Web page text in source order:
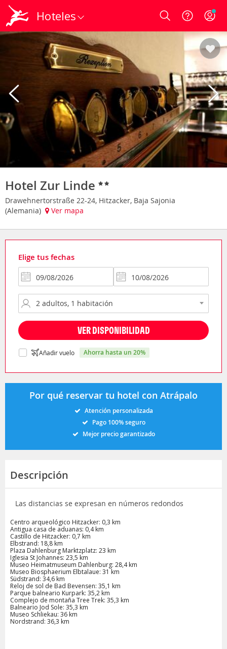
Hoteles Login
Hotel Zur Linde
Drawehnertorstraße 22-24, Hitzacker, Baja Sajonia
(Alemania)
Ver mapa
Elige tus fechas
VER DISPONIBILIDAD
Añadir vuelo ahorra hasta un 20%
Por qué reservar tu hotel con Atrápalo
Atención personalizada
Pago 100% seguro
Mejor precio garantizado
Descripción
Las distancias se expresan en números redondos
Centro arqueológico Hitzacker: 0,3 km
Antigua casa de aduanas: 0,4 km
Castillo de Hitzacker: 0,7 km
Elbstrand: 18,8 km
Plaza Dahlenburg Marktzplatz: 23 km
Iglesia St Johannes: 23,5 km
Museo Heimatmuseum Dahlenburg: 28,4 km
Museo Biosphaerium Elbtalaue: 31 km
Südstrand: 34,6 km
Reloj de sol de Bad Bevensen: 35,1 km
Parque balneario Kurpark: 35,2 km
Complejo de montaña Tree Trek: 35,3 km
Balneario Jod Sole: 35,3 km
Museo Schliekau: 36 km
Nordstrand: 36,3 km